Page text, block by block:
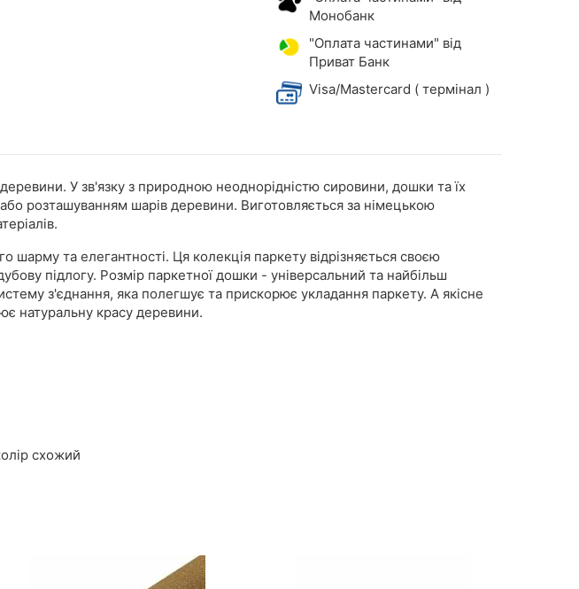
Монобанк
"Оплата частинами" від
Приват Банк
Visa/Mastercard ( термінал )
У зв'язку з природною неоднорідністю сировини, дошки та їх
розташуванням шарів деревини. Виготовляється за німецькою
шарму та елегантності. Ця колекція паркету відрізняється своєю
підлогу. Розмір паркетної дошки - універсальний та найбільш
з'єднання, яка полегшує та прискорює укладання паркету. А якісне
натуральну красу деревини.
схожий